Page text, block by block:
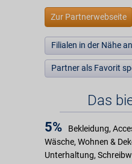
Zur Partnerwebseite
Filialen in der Nähe
Partner als Favorit
Das
5%
Bekleidung,
Wäsche, Wohnen &
Unterhaltung,